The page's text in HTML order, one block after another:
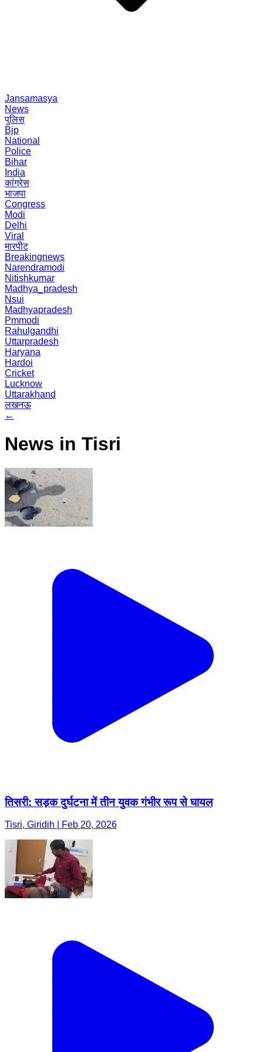
Jansamasya
News
पुलिस
Bjp
National
Police
Bihar
India
कांग्रेस
भाजपा
Congress
Modi
Delhi
Viral
मारपीट
Breakingnews
Narendramodi
Nitishkumar
Madhya_pradesh
Nsui
Madhyapradesh
Pmmodi
Rahulgandhi
Uttarpradesh
Haryana
Hardoi
Cricket
Lucknow
Uttarakhand
लखनऊ
←
News in Tisri
तिसरी: सड़क दुर्घटना में तीन युवक गंभीर रूप से घायल
Tisri, Giridih | Feb 20, 2026